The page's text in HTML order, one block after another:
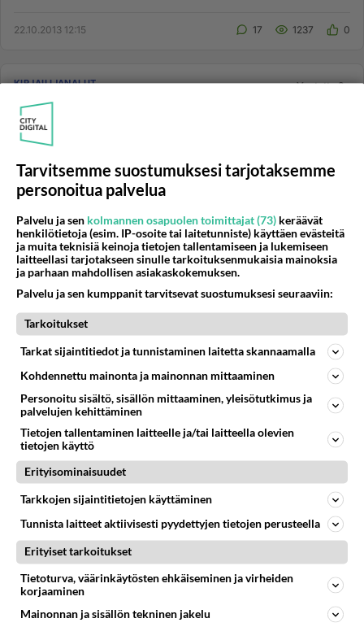
22.10.2013 12:15 17 1237 0
KIRJAILIJANALUT Vastattu 9v
Olen nimeämässä päähenkilöä
Hei! Olen nimeämässä päähenkilöä. Päähenkilö asuu
Newcastlessa (Englannissa). Päähenkilön isä oli
kiinteistövälittäjä ...
20.09.2016 14:13
KIRJAILIJANALUT Vastattu 9v
Miten aloittaa tarina?
Olen miettinyt että miten aloittaa uusi tarina ajattelin
olisik...
KIRJAILIJANALUT Vastattu 9v
Onko Juha Vainiosta tehty elämänkertaa?
Onko kellään tietoa?...
11.09.2016 01:37 4 183 0
Tarvitsemme suostumuksesi tarjotaksemme
personoitua palvelua
Palvelu ja sen kolmannen osapuolen toimittajat (73) keräävät
henkilötietoja (esim. IP-osoite tai laitetunniste) käyttäen evästeitä
ja muita teknisiä keinoja tietojen tallentamiseen ja lukemiseen
laitteellasi tarjotakseen sinulle tarkoituksenmukaisia mainoksia
ja parhaan mahdollisen asiakaskokemuksen.
Palvelu ja sen kumppanit tarvitsevat suostumuksesi seuraaviin:
Tarkoitukset
Tarkat sijaintitiedot ja tunnistaminen laitetta skannaamalla
Kohdennettu mainonta ja mainonnan mittaaminen
Personoitu sisältö, sisällön mittaaminen, yleisötutkimus ja
palvelujen kehittäminen
Tietojen tallentaminen laitteelle ja/tai laitteella olevien
tietojen käyttö
Erityisominaisuudet
Tarkkojen sijaintitietojen käyttäminen
Tunnista laitteet aktiivisesti pyydettyjen tietojen perusteella
Erityiset tarkoitukset
Tietoturva, väärinkäytösten ehkäiseminen ja virheiden
korjaaminen
Mainonnan ja sisällön tekninen jakelu